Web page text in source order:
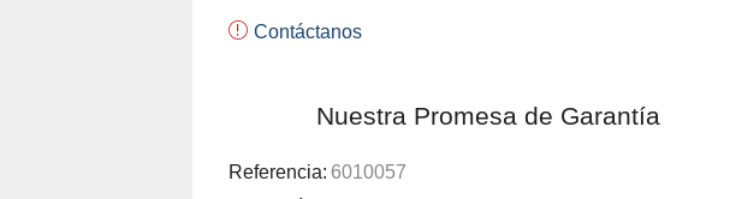
Contáctanos
Nuestra Promesa de Garantía
Referencia: 6010057